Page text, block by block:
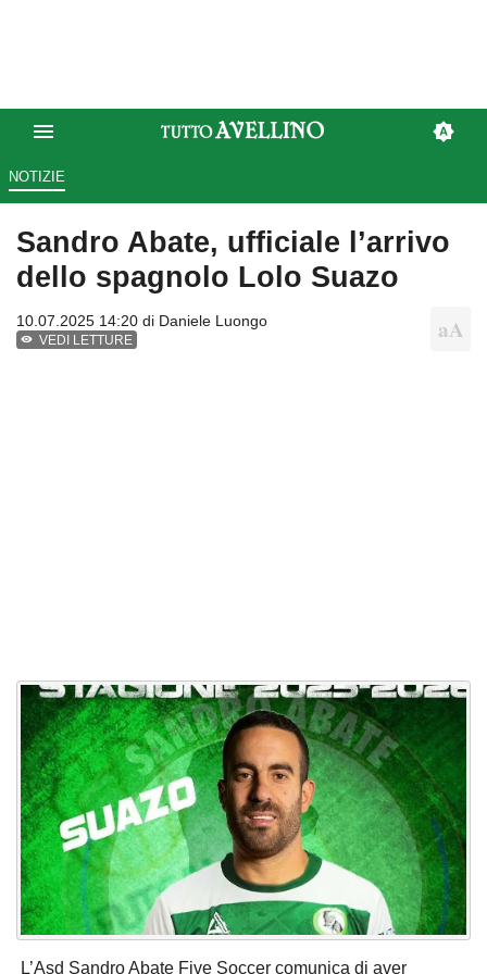
NOTIZIE
Sandro Abate, ufficiale l’arrivo
dello spagnolo Lolo Suazo
10.07.2025 14:20 di Daniele Luongo
VEDI LETTURE
L’Asd Sandro Abate Five Soccer comunica di aver